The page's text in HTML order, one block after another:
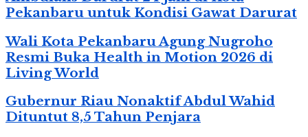
Pekanbaru untuk Kondisi Gawat Darurat
Wali Kota Pekanbaru Agung Nugroho
Resmi Buka Health in Motion 2026 di
Living World
Gubernur Riau Nonaktif Abdul Wahid
Dituntut 8,5 Tahun Penjara